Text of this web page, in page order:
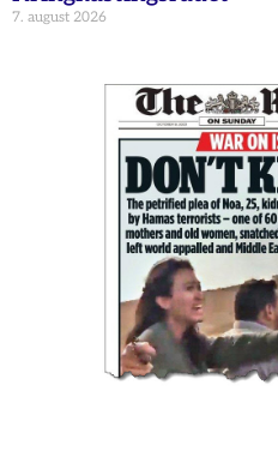
7. august 2026